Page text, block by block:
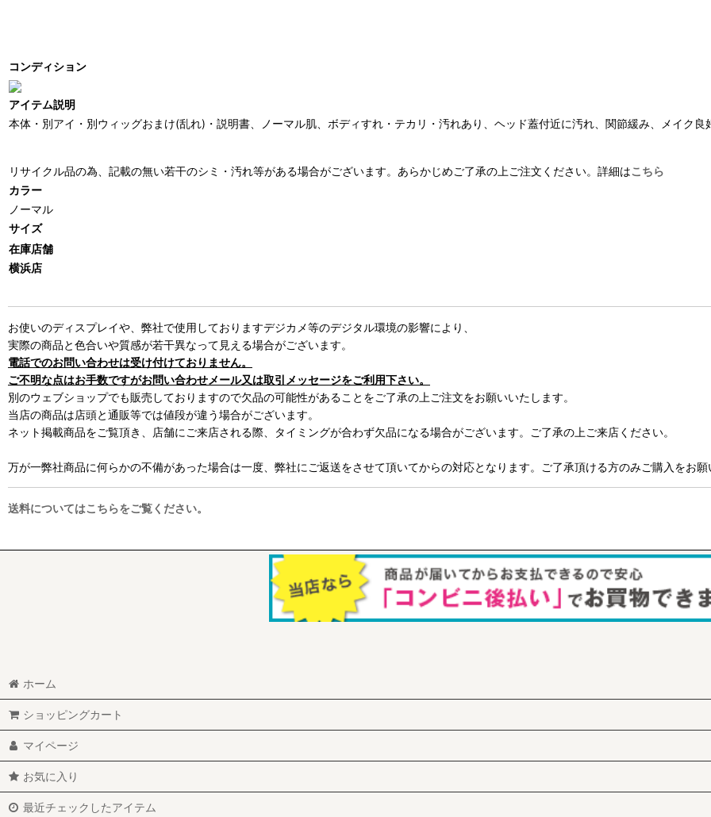
コンディション
アイテム説明
本体・別アイ・別ウィッグおまけ(乱れ)・説明書、ノーマル肌、ボディすれ・テカリ・汚れあり、ヘッド蓋付近に汚れ、関節緩み、メイク良
リサイクル品の為、記載の無い若干のシミ・汚れ等がある場合がございます。あらかじめご了承の上ご注文ください。詳細はこちら
カラー
ノーマル
サイズ
在庫店舗
横浜店
お使いのディスプレイや、弊社で使用しておりますデジカメ等のデジタル環境の影響により、
実際の商品と色合いや質感が若干異なって見える場合がございます。
電話でのお問い合わせは受け付けておりません。
ご不明な点はお手数ですがお問い合わせメール又は取引メッセージをご利用下さい。
別のウェブショップでも販売しておりますので欠品の可能性があることをご了承の上ご注文をお願いいたします。
当店の商品は店頭と通販等では値段が違う場合がございます。
ネット掲載商品をご覧頂き、店舗にご来店される際、タイミングが合わず欠品になる場合がございます。ご了承の上ご来店ください。
万が一弊社商品に何らかの不備があった場合は一度、弊社にご返送をさせて頂いてからの対応となります。ご了承頂ける方のみご購入をお
送料についてはこちらをご覧ください。
ホーム
ショッピングカート
マイページ
お気に入り
最近チェックしたアイテム